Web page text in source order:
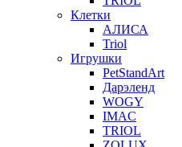
Клетки
АЛИСА
Triol
Игрушки
PetStandArt
Дарэленд
WOGY
IMAC
TRIOL